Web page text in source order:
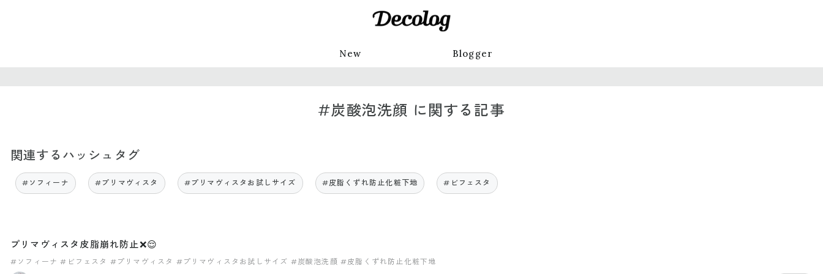
New Blogger
#炭酸泡洗顔 に関する記事
関連するハッシュタグ
#ソフィーナ #プリマヴィスタ #プリマヴィスタお試しサイズ #皮脂くずれ防止化粧下地 #ビフェスタ
プリマヴィスタ皮脂崩れ防止❌😌
#ソフィーナ #ビフェスタ #プリマヴィスタ #プリマヴィスタお試しサイズ #炭酸泡洗顔 #皮脂くずれ防止化粧下地